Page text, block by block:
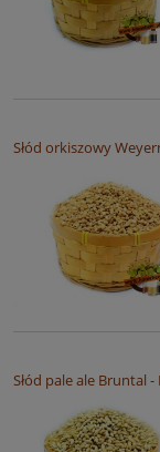
Słód orkiszowy
Słód pale ale Bruntal